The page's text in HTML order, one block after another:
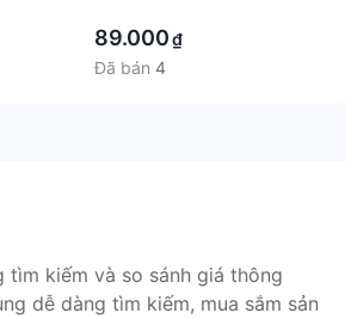
89.000₫
Đã bán 4
tìm kiếm và so sánh giá thông
dễ dàng tìm kiếm, mua sắm sản